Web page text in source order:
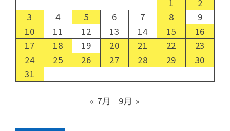
3
4 5 6 7 8
9
10
11 12 13 14 15
16
17
18 19 20 21 22
23
24
25 26 27 28 29
30
31
« 7月 9月 »